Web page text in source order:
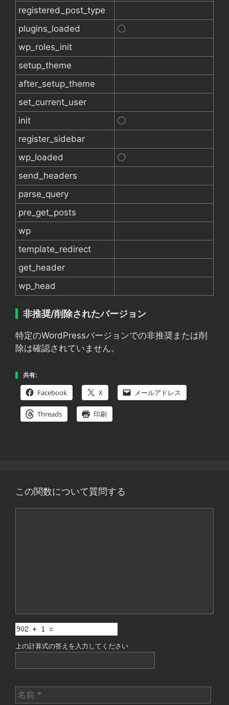
registered_post_type
plugins_loaded
〇
wp_roles_init
setup_theme
after_setup_theme
set_current_user
init
〇
register_sidebar
wp_loaded
〇
send_headers
parse_query
pre_get_posts
wp
template_redirect
get_header
wp_head
非推奨/削除されたバージョン
特定のWordPressバージョンでの非推奨または削
除は確認されていません。
共有:
Facebook X メールアドレス
Threads 印刷
この関数について質問する
上の計算式の答えを入力してください
名